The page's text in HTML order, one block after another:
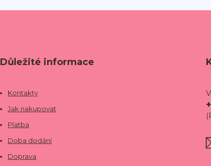
Důležité informace
Kontakty
Jak nakupovat
Platba
Doba dodání
Doprava